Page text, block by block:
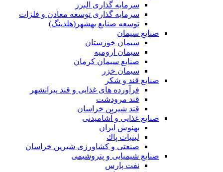
سرمایه گذاری البرز
سرمایه گذاری توسعه معادن و فلزات
توسعه‌ صنایع‌ بهشهر(هلدینگ)
صنایع سیمان
سیمان خوزستان
سیمان ارومیه
صنایع سیمان کرمان
سیمان خزر
صنایع قند و شکر
فرآورده های غذایی و قند پیرانشهر
قند مرودشت
قند شیرین خراسان
صنایع غذايی و آشاميدنی
بهنوش ایران
لبنيات پاك
صنعتی و کشاورزی شیرین خراسان
صنایع شیمیایی و پتروشیمی
نفت پارس